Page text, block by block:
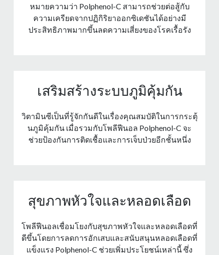
หมายความว่า Polphenol-C สามารถช่วยต่อสู้กับ
ความเครียดจากปฏิกิริยาออกซิเดชันได้อย่างมี
ประสิทธิภาพมากขึ้นลดความเสี่ยงของโรคเรื้อรัง
เสริมสร้างระบบภูมิคุ้มกัน
วิตามินซีเป็นที่รู้จักกันดีในเรื่องคุณสมบัติในการกระตุ้
นภูมิคุ้มกัน เมื่อรวมกับโพลีฟีนอล Polphenol-C จะ
ช่วยป้องกันการติดเชื้อและการเจ็บป่วยอีกชั้นหนึ่ง
สุขภาพหัวใจและหลอดเลือด
โพลีฟีนอลเชื่อมโยงกับสุขภาพหัวใจและหลอดเลือดที่
ดีขึ้นโดยการลดการอักเสบและสนับสนุนหลอดเลือดที่
แข็งแรง Polphenol-C ช่วยเพิ่มประโยชน์เหล่านี้ ซึ่ง